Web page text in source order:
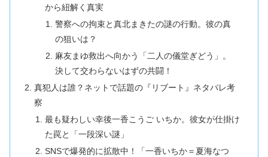
から紐解く真実
警察への拘束と真北まきたの謎の行動。彼の真
の狙いは？
麻友まゆ救出へ向かう「二人の儀堂ぎどう」。
決して交わらないはずの共闘！
真犯人は誰？ネットで話題の『リブート』ネタバレ考
察
最も疑わしい幸後一香こうご いちか。彼女が仕掛け
た罠と「一段深い謎」
SNSで爆発的に拡散中！「一香いちか＝夏海なつ